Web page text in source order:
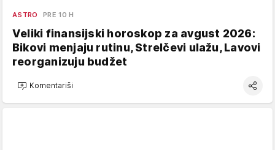
ASTRO PRE 10 H
Veliki finansijski horoskop za avgust 2026:
Bikovi menjaju rutinu, Strelčevi ulažu, Lavovi
reorganizuju budžet
Komentariši